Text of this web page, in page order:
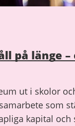
på länge –
ut i skolor
som
kapital och